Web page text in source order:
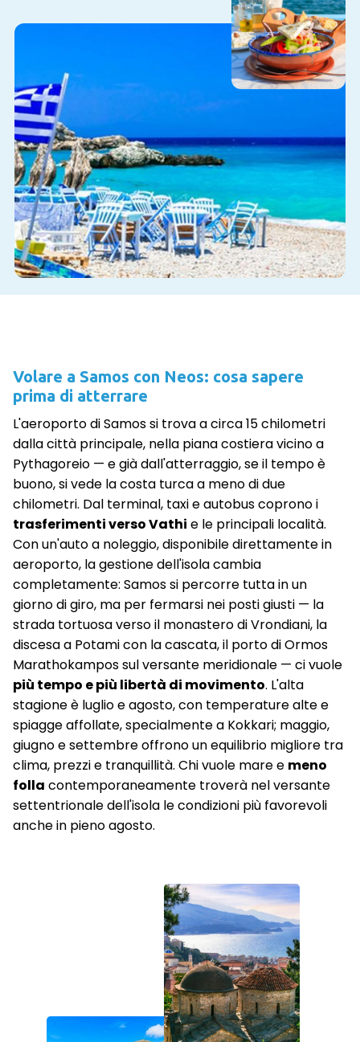
Volare a Samos con Neos: cosa sapere
prima di atterrare
L'aeroporto di Samos si trova a circa 15 chilometri
dalla città principale, nella piana costiera vicino a
Pythagoreio — e già dall'atterraggio, se il tempo è
buono, si vede la costa turca a meno di due
chilometri. Dal terminal, taxi e autobus coprono i
trasferimenti verso Vathi e le principali località.
Con un'auto a noleggio, disponibile direttamente in
aeroporto, la gestione dell'isola cambia
completamente: Samos si percorre tutta in un
giorno di giro, ma per fermarsi nei posti giusti — la
strada tortuosa verso il monastero di Vrondiani, la
discesa a Potami con la cascata, il porto di Ormos
Marathokampos sul versante meridionale — ci vuole
più tempo e più libertà di movimento. L'alta
stagione è luglio e agosto, con temperature alte e
spiagge affollate, specialmente a Kokkari; maggio,
giugno e settembre offrono un equilibrio migliore tra
clima, prezzi e tranquillità. Chi vuole mare e meno
folla contemporaneamente troverà nel versante
settentrionale dell'isola le condizioni più favorevoli
anche in pieno agosto.